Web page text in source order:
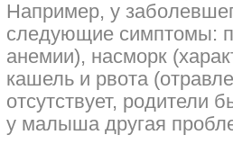
Например, у
следующие симптомы:
анемии), насморк
кашель и рвота
отсутствует, родители
у малыша другая